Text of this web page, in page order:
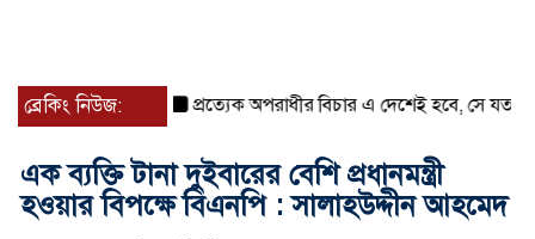
ব্রেকিং নিউজ: প্রত্যেক অপরাধীর বিচার এ দেশেই হবে, সে যত
এক ব্যক্তি টানা দুইবারের বেশি প্রধানমন্ত্রী
হওয়ার বিপক্ষে বিএনপি : সালাহউদ্দীন আহমেদ